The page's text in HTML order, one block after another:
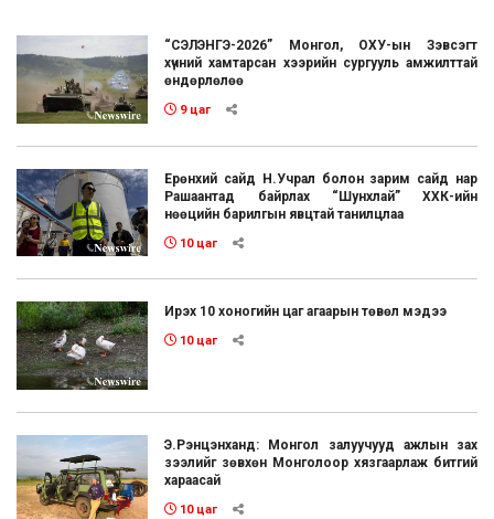
“СЭЛЭНГЭ-2026” Монгол, ОХУ-ын Зэвсэгт
хүчний хамтарсан хээрийн сургууль амжилттай
өндөрлөлөө
9 цаг
Ерөнхий сайд Н.Учрал болон зарим сайд нар
Рашаантад байрлах “Шунхлай” ХХК-ийн
нөөцийн барилгын явцтай танилцлаа
10 цаг
Ирэх 10 хоногийн цаг агаарын төвөл мэдээ
10 цаг
Э.Рэнцэнханд: Монгол залуучууд ажлын зах
зээлийг зөвхөн Монголоор хязгаарлаж битгий
хараасай
10 цаг